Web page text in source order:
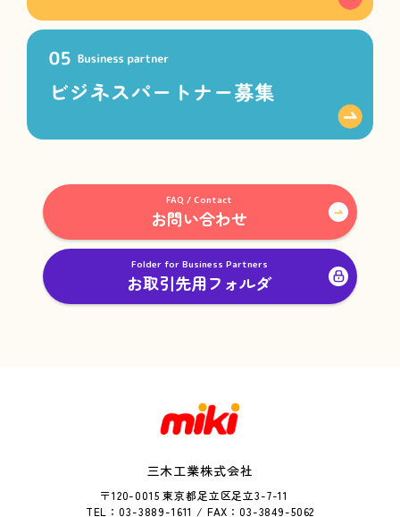
FAQ / Contact
お問い合わせ
Folder for Business Partners
お取引先用フォルダ
三木工業株式会社
〒120-0015 東京都足立区足立3-7-11
TEL：03-3889-1611 / FAX：03-3849-5062